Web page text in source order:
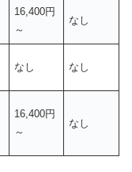
16,400円
～
なし
なし なし
16,400円
～
なし